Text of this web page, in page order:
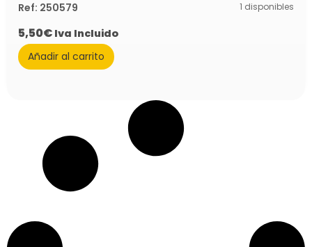
Ref: 250579 1 disponibles
5,50€ Iva Incluido
Añadir al carrito